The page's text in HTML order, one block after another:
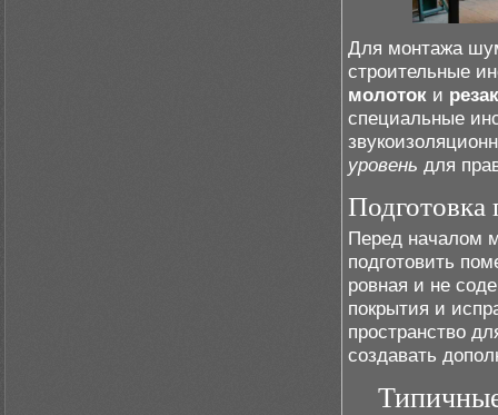
Для монтажа
строительные
молоток и
специальные
уровень для
Перед началом
подготовить
ровная и не
покрытия и
пространство
создавать